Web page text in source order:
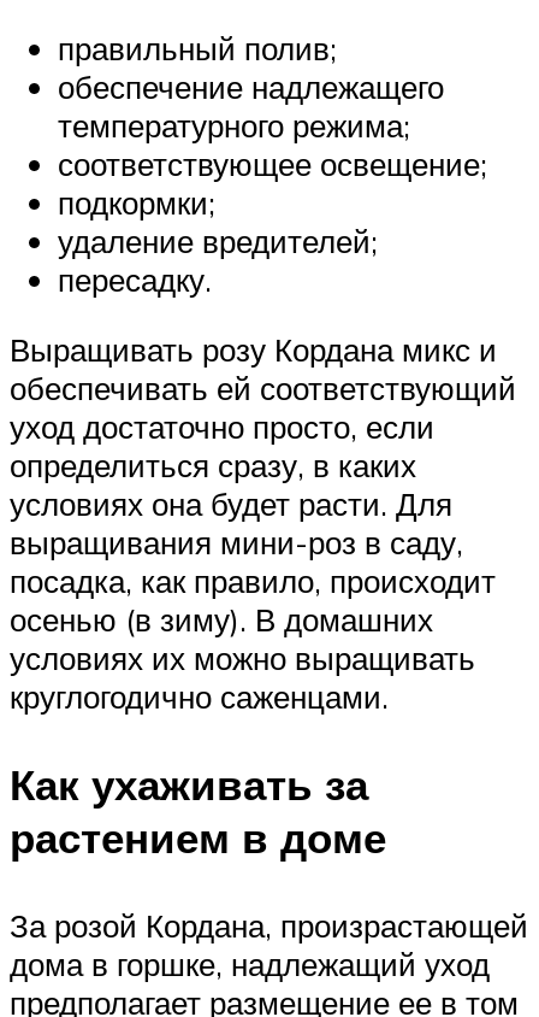
правильный полив;
обеспечение надлежащего
температурного режима;
соответствующее освещение;
подкормки;
удаление вредителей;
пересадку.
Выращивать розу Кордана микс и
обеспечивать ей соответствующий
уход достаточно просто, если
определиться сразу, в каких
условиях она будет расти. Для
выращивания мини-роз в саду,
посадка, как правило, происходит
осенью (в зиму). В домашних
условиях их можно выращивать
круглогодично саженцами.
Как ухаживать за
растением в доме
За розой Кордана, произрастающей
дома в горшке, надлежащий уход
предполагает размещение ее в том